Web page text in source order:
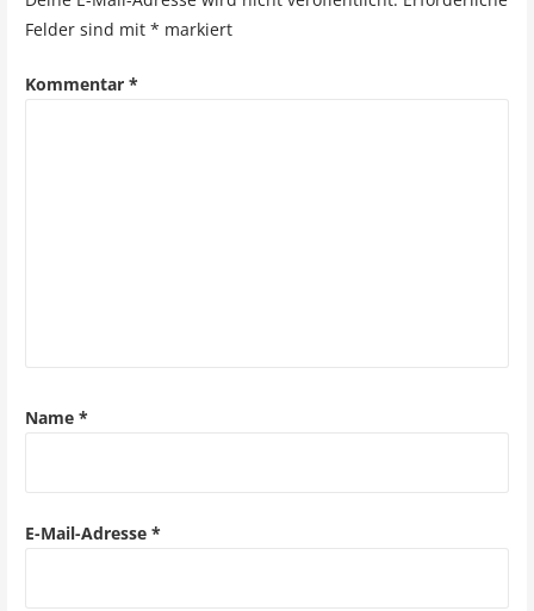
a
a
o
Felder sind mit * markiert
Kommentar *
Name *
E-Mail-Adresse *